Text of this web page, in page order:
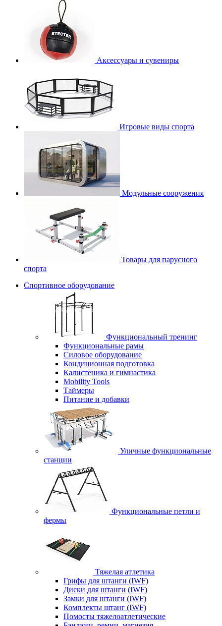
Аксессуары и сувениры
Игровые виды спорта
Модульные сооружения
Товары для парусного
спорта
Спортивное оборудование
Функциональный тренинг
Функциональные рамы
Силовое оборудование
Кондиционная подготовка
Калистеника и гимнастика
Mobility Tools
Таймеры
Питание и добавки
Уличные функциональные
станции
Функциональные петли и
фермы
Тяжелая атлетика
Грифы для штанги (IWF)
Диски для штанги (IWF)
Замки для штанги (IWF)
Комплекты штанг (IWF)
Помосты тяжелоатлетические